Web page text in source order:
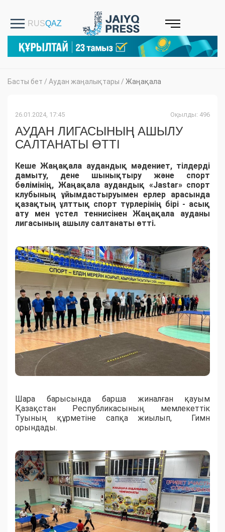
Басты бет / Аудан жаңалықтары / Жаңақала
26.01.2024, 17:45 Оқылды: 496
АУДАН ЛИГАСЫНЫҢ АШЫЛУ
САЛТАНАТЫ ӨТТІ
Кеше Жаңақала аудандық мәдениет, тілдерді
дамыту, дене шынықтыру және спорт
бөлімінің, Жаңақала аудандық «Jastar» спорт
клубының ұйымдастыруымен ерлер арасында
қазақтың ұлттық спорт түрлерінің бірі - асық
ату мен үстел теннисінен Жаңақала ауданы
лигасының ашылу салтанаты өтті.
Шара барысында барша жиналған қауым
Қазақстан Республикасының мемлекеттік
Туының құрметіне сапқа жиылып, Гимн
орындады.